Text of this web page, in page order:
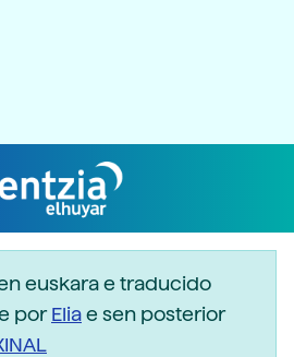
euskara e traducido
porEliae sen posterior